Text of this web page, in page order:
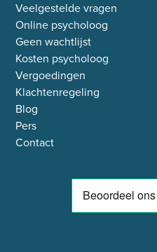
Veelgestelde vragen
Online psycholoog
Geen wachtlijst
Kosten psycholoog
Vergoedingen
Klachtenregeling
Blog
Pers
Contact